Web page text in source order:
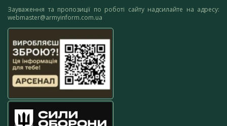
Зауваження та пропозиції по роботі сайту надсилайте на адресу:
webmaster@armyinform.com.ua